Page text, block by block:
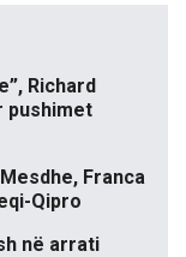
Richard
pushimet
Franca
Qipro
në arrati